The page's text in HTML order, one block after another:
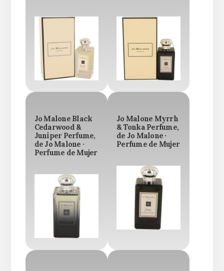
Jo Malone Black
Cedarwood &
Juniper Perfume,
de Jo Malone ·
Perfume de Mujer
Jo Malone Myrrh
& Tonka Perfume,
de Jo Malone ·
Perfume de Mujer